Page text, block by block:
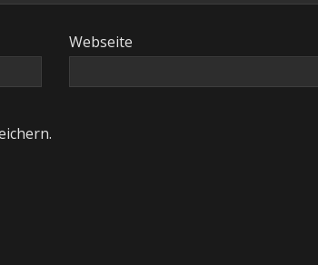
Webseite